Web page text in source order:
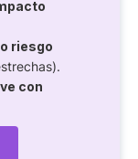
riesgo
con